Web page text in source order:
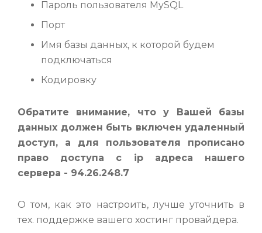
Пароль пользователя MySQL
Порт
Имя базы данных, к которой будем
подключаться
Кодировку
Обратите внимание, что у Вашей базы
данных должен быть включен удаленный
доступ, а для пользователя прописано
право доступа с ip адреса нашего
сервера - 94.26.248.7
О том, как это настроить, лучше уточнить в
тех. поддержке вашего хостинг провайдера.